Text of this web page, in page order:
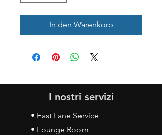
In den Warenkorb
I nostri servizi
• Fast Lane Service
• Lounge Room